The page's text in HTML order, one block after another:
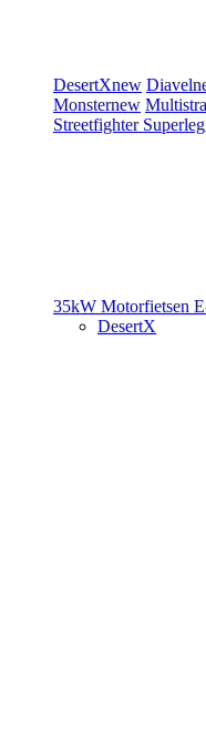
DesertXnew Diavel
Monsternew
Streetfighter
35kW Motorfietsen
DesertX